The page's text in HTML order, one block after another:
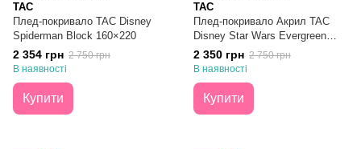
TAC
Плед-покривало TAC Disney
Spiderman Block 160×220
2 354 грн 2 750 грн
В наявності
Купити
TAC
Плед-покривало Акрил TAC
Disney Star Wars Evergreen
160х220
2 350 грн 2 750 грн
В наявності
Купити